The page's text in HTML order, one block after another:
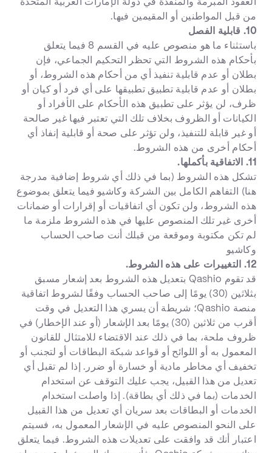
العقود المبرمة والمنفذة في دولة الإمارات العربية المتحدة
من قبل المواطنين أو المقيمين فيها.
10. قابلية الفصل
باستثناء ما هو منصوص عليه في القسم 8 فيما يتعلق
بأحكام هذه الشروط التي تحظر التحكيم الجماعي، فإن
بطلان أو عدم قابلية تنفيذ أي من أحكام هذه الشروط، أو
بطلان أو عدم قابلية تطبيق تطبيقها على أي فرد أو كيان أو
ظرف، لن يؤثر على تطبيق هذه الأحكام على الأفراد أو
الكيانات أو الظروف بخلاف تلك التي تعتبر فيها غير صالحة
أو غير قابلة للتنفيذ، ولن تؤثر على صحة أو قابلية إنفاذ أي
أحكام أخرى من هذه الشروط.
11. الاتفاقية بأكملها.
تشكل هذه الشروط (بما في ذلك أي شروط إضافية مدرجة
هنا) التفاهم الكامل بين الشركة وكاشيو فيما يتعلق بموضوع
هذه الشروط، ولن تكون أي اتفاقيات أو إقرارات أو ضمانات
أخرى غير تلك المنصوص عليها في هذه الشروط ملزمة ما
لم تكن مكتوبة وموقعة من قبلك أنت صاحب الحساب
وكاشيو
12. التغييرات على هذه الشروط.
قد تقوم Qashio بتعديل هذه الشروط بعد إشعار مسبق
بثلاثين (30) يومًا إلى صاحب الحساب وفقًا لشروط اتفاقية
منصة Qashio؛ شريطة أن يسري هذا التعديل في وقت
أقرب من ثلاثين (30) يومًا بعد الإشعار (أو عند الإخطار) في
ظروف ملحة، بما في ذلك عند الاقتضاء للامتثال للقانون
المعمول به أو اللوائح أو قواعد شبكة البطاقات أو لتجنب أو
تخفيف أي مخاطر مادية أو خسارة أو ضرر. إذا لم تقبل أي
تعديل من هذا القبيل، يجب عليك التوقف عن استخدام
الخدمات (بما في ذلك أي بطاقة). إذا واصلت استخدام
الخدمات أو البطاقات بعد سريان أي تعديل من هذا القبيل
على النحو المنصوص عليه في الإشعار المعمول به، فسيتم
اعتبار أنك قد وافقت على تعديلات هذه الشروط. فيما يتعلق